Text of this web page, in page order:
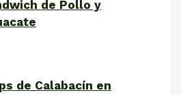
de Pollo y
de Calabacín en